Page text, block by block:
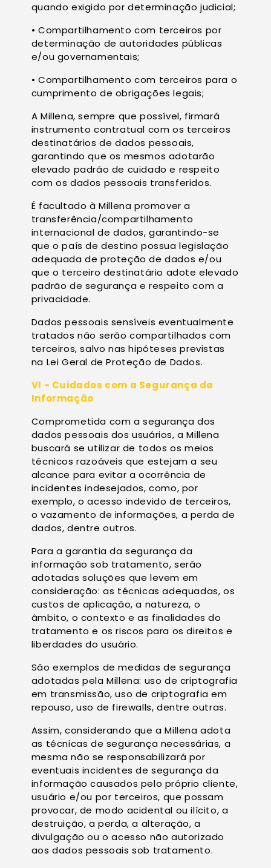
quando exigido por determinação judicial;
• Compartilhamento com terceiros por
determinação de autoridades públicas
e/ou governamentais;
• Compartilhamento com terceiros para o
cumprimento de obrigações legais;
A Millena, sempre que possível, firmará
instrumento contratual com os terceiros
destinatários de dados pessoais,
garantindo que os mesmos adotarão
elevado padrão de cuidado e respeito
com os dados pessoais transferidos.
É facultado à Millena promover a
transferência/compartilhamento
internacional de dados, garantindo-se
que o país de destino possua legislação
adequada de proteção de dados e/ou
que o terceiro destinatário adote elevado
padrão de segurança e respeito com a
privacidade.
Dados pessoais sensíveis eventualmente
tratados não serão compartilhados com
terceiros, salvo nas hipóteses previstas
na Lei Geral de Proteção de Dados.
VI - Cuidados com a Segurança da
Informação
Comprometida com a segurança dos
dados pessoais dos usuários, a Millena
buscará se utilizar de todos os meios
técnicos razoáveis que estejam a seu
alcance para evitar a ocorrência de
incidentes indesejados, como, por
exemplo, o acesso indevido de terceiros,
o vazamento de informações, a perda de
dados, dentre outros.
Para a garantia da segurança da
informação sob tratamento, serão
adotadas soluções que levem em
consideração: as técnicas adequadas, os
custos de aplicação, a natureza, o
âmbito, o contexto e as finalidades do
tratamento e os riscos para os direitos e
liberdades do usuário.
São exemplos de medidas de segurança
adotadas pela Millena: uso de criptografia
em transmissão, uso de criptografia em
repouso, uso de firewalls, dentre outras.
Assim, considerando que a Millena adota
as técnicas de segurança necessárias, a
mesma não se responsabilizará por
eventuais incidentes de segurança da
informação causados pelo próprio cliente,
usuário e/ou por terceiros, que possam
provocar, de modo acidental ou ilícito, a
destruição, a perda, a alteração, a
divulgação ou o acesso não autorizado
aos dados pessoais sob tratamento.